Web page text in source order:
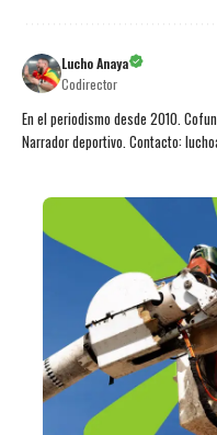
Lucho Anaya
Codirector
En el periodismo desde 2010.
Narrador deportivo. Contacto: